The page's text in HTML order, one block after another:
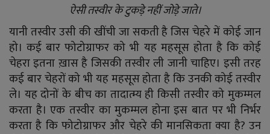
ऐसी तस्वीर के टुकड़े नहीं जोड़े जाते।
यानी तस्वीर उसी की खींची जा सकती है जिस चेहरे में कोई जान
हो। कई बार फोटोग्राफर को भी यह महसूस होता है कि कोई
चेहरा इतना ख़ास है जिसकी तस्वीर ली जानी चाहिए। इसी तरह
कई बार चेहरों को भी यह महसूस होता है कि उनकी कोई तस्वीर
ले। यह दोनों के बीच का तादात्म्य ही किसी तस्वीर को मुकम्मल
करता है। एक तस्वीर का मुकम्मल होना इस बात पर भी निर्भर
करता है कि फोटोग्राफर और चेहरे की मानसिकता क्या है? उन